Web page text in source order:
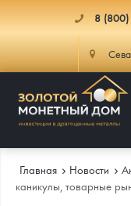
8
Главная Новости
каникулы, товарные